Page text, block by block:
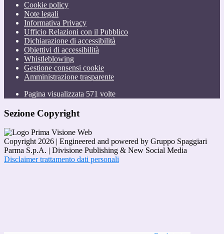
Cookie policy
Note legali
Informativa Privacy
Ufficio Relazioni con il Pubblico
Dichiarazione di accessibilità
Obiettivi di accessibilità
Whistleblowing
Gestione consensi cookie
Amministrazione trasparente
Pagina visualizzata 571 volte
Sezione Copyright
Copyright 2026 | Engineered and powered by Gruppo Spaggiari
Parma S.p.A. | Divisione Publishing & New Social Media
Disclaimer trattamento dati personali